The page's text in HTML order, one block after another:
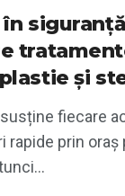
în
și
fiecare
rapide prin